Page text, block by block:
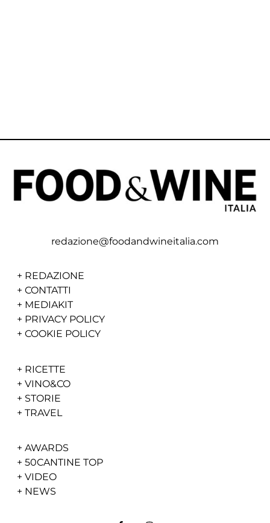
redazione@foodandwineitalia.com
+ REDAZIONE
+ CONTATTI
+ MEDIAKIT
+ PRIVACY POLICY
+ COOKIE POLICY
+ RICETTE
+ VINO&CO
+ STORIE
+ TRAVEL
+ AWARDS
+ 50CANTINE TOP
+ VIDEO
+ NEWS